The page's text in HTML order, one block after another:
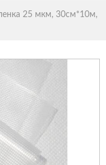
25 мкм, 30см*10м,